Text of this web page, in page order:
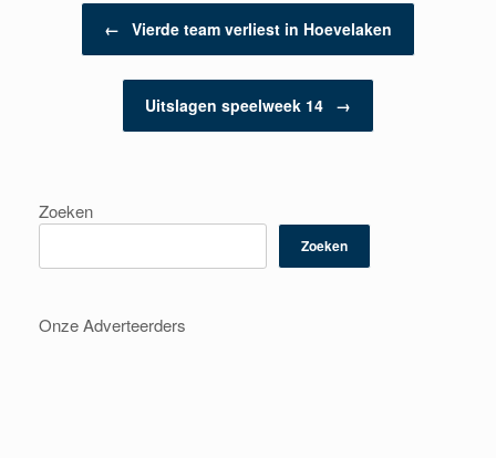
Berichtnavigatie
← Vierde team verliest in Hoevelaken
Uitslagen speelweek 14 →
Zoeken
Zoeken
Onze Adverteerders